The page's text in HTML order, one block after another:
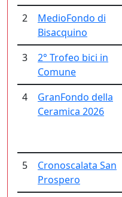
2
MedioFondo di
Bisacquino
3
2° Trofeo bici in
Comune
4
GranFondo della
Ceramica 2026
5
Cronoscalata San
Prospero